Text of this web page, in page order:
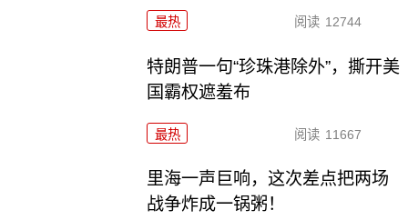
最热 阅读 12744
特朗普一句“珍珠港除外”，撕开美
国霸权遮羞布
最热 阅读 11667
里海一声巨响，这次差点把两场
战争炸成一锅粥！